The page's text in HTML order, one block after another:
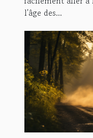
l'âge des...